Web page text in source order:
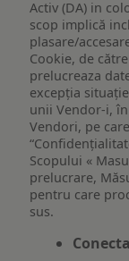
Activ (DA) in
scop implică
plasare/
Cookie, de
prelucreaza
excepția
unii Vendor-i,
Vendori, pe
Scopului «
prelucrare,
pentru care
sus.